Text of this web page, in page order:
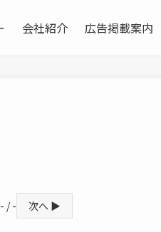
会社紹介 広告掲載案内
- / - 次へ ▶